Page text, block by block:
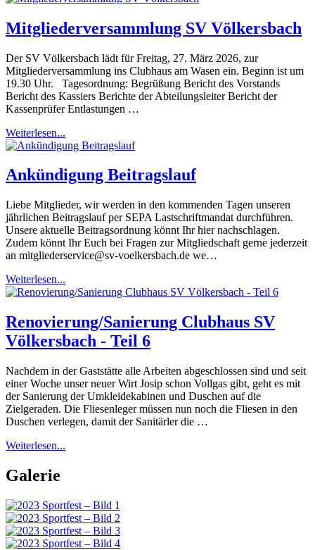
Mitgliederversammlung SV Völkersbach
Der SV Völkersbach lädt für Freitag, 27. März 2026, zur
Mitgliederversammlung ins Clubhaus am Wasen ein. Beginn ist um
19.30 Uhr. Tagesordnung: Begrüßung Bericht des Vorstands
Bericht des Kassiers Berichte der Abteilungsleiter Bericht der
Kassenprüfer Entlastungen …
Weiterlesen...
Ankündigung Beitragslauf
Liebe Mitglieder, wir werden in den kommenden Tagen unseren
jährlichen Beitragslauf per SEPA Lastschriftmandat durchführen.
Unsere aktuelle Beitragsordnung könnt Ihr hier nachschlagen.
Zudem könnt Ihr Euch bei Fragen zur Mitgliedschaft gerne jederzeit
an mitgliederservice@sv-voelkersbach.de we…
Weiterlesen...
Renovierung/Sanierung Clubhaus SV
Völkersbach - Teil 6
Nachdem in der Gaststätte alle Arbeiten abgeschlossen sind und seit
einer Woche unser neuer Wirt Josip schon Vollgas gibt, geht es mit
der Sanierung der Umkleidekabinen und Duschen auf die
Zielgeraden. Die Fliesenleger müssen nun noch die Fliesen in den
Duschen verlegen, damit der Sanitärler die …
Weiterlesen...
Galerie